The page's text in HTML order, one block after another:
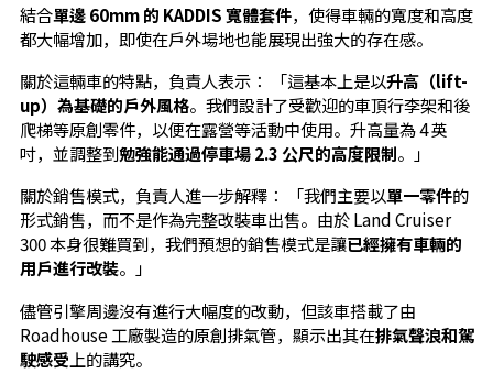
結合單邊 60mm 的 KADDIS 寬體套件，使得車輛的寬度和高度
都大幅增加，即使在戶外場地也能展現出強大的存在感。
關於這輛車的特點，負責人表示： 「這基本上是以升高（lift-
up）為基礎的戶外風格。我們設計了受歡迎的車頂行李架和後
爬梯等原創零件，以便在露營等活動中使用。升高量為 4 英
吋，並調整到勉強能通過停車場 2.3 公尺的高度限制。」
關於銷售模式，負責人進一步解釋： 「我們主要以單一零件的
形式銷售，而不是作為完整改裝車出售。由於 Land Cruiser
300 本身很難買到，我們預想的銷售模式是讓已經擁有車輛的
用戶進行改裝。」
儘管引擎周邊沒有進行大幅度的改動，但該車搭載了由
Roadhouse 工廠製造的原創排氣管，顯示出其在排氣聲浪和駕
駛感受 上的講究。